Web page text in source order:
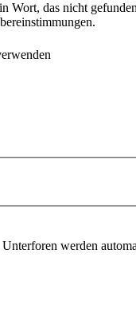
Wort, das nicht
werden